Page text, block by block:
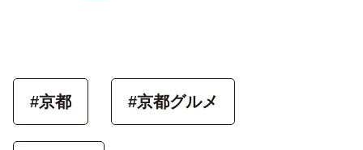
#京都 #京都グルメ